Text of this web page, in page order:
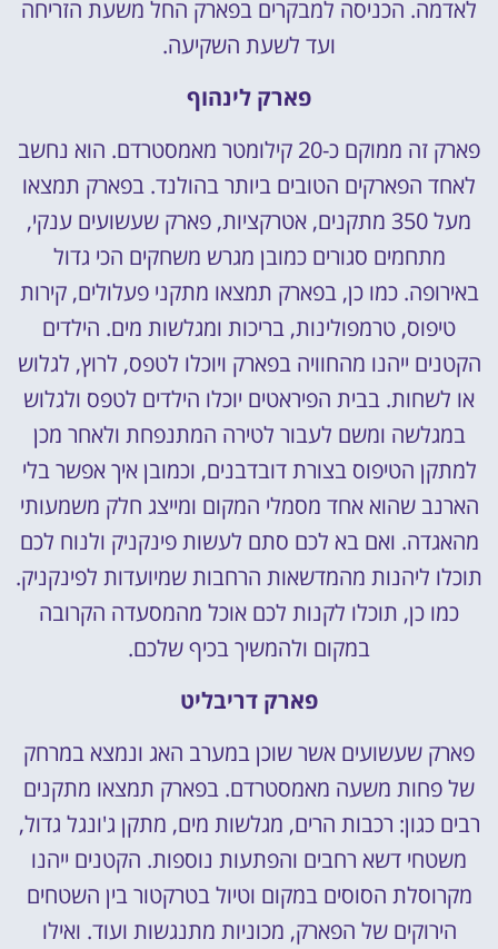
לאדמה. הכניסה למבקרים בפארק החל משעת הזריחה
ועד לשעת השקיעה.
פארק לינהוף
פארק זה ממוקם כ-20 קילומטר מאמסטרדם. הוא נחשב
לאחד הפארקים הטובים ביותר בהולנד. בפארק תמצאו
מעל 350 מתקנים, אטרקציות, פארק שעשועים ענקי,
מתחמים סגורים כמובן מגרש משחקים הכי גדול
באירופה. כמו כן, בפארק תמצאו מתקני פעלולים, קירות
טיפוס, טרמפולינות, בריכות ומגלשות מים. הילדים
הקטנים ייהנו מהחוויה בפארק ויוכלו לטפס, לרוץ, לגלוש
או לשחות. בבית הפיראטים יוכלו הילדים לטפס ולגלוש
במגלשה ומשם לעבור לטירה המתנפחת ולאחר מכן
למתקן הטיפוס בצורת דובדבנים, וכמובן איך אפשר בלי
הארנב שהוא אחד מסמלי המקום ומייצג חלק משמעותי
מהאגדה. ואם בא לכם סתם לעשות פינקניק ולנוח לכם
תוכלו ליהנות מהמדשאות הרחבות שמיועדות לפינקניק.
כמו כן, תוכלו לקנות לכם אוכל מהמסעדה הקרובה
במקום ולהמשיך בכיף שלכם.
פארק דריבליט
פארק שעשועים אשר שוכן במערב האג ונמצא במרחק
של פחות משעה מאמסטרדם. בפארק תמצאו מתקנים
רבים כגון: רכבות הרים, מגלשות מים, מתקן ג'ונגל גדול,
משטחי דשא רחבים והפתעות נוספות. הקטנים ייהנו
מקרוסלת הסוסים במקום וטיול בטרקטור בין השטחים
הירוקים של הפארק, מכוניות מתנגשות ועוד. ואילו